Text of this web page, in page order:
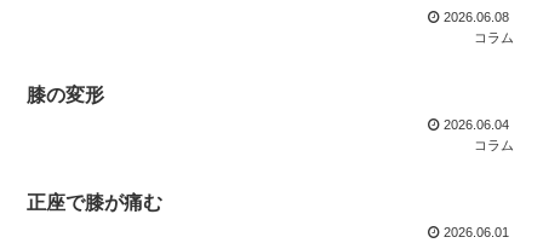
2026.06.08
コラム
膝の変形
2026.06.04
コラム
正座で膝が痛む
2026.06.01